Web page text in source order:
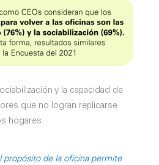
y la capacidad de
que no logran replicarse
hogares.
propósito de la oficina permite